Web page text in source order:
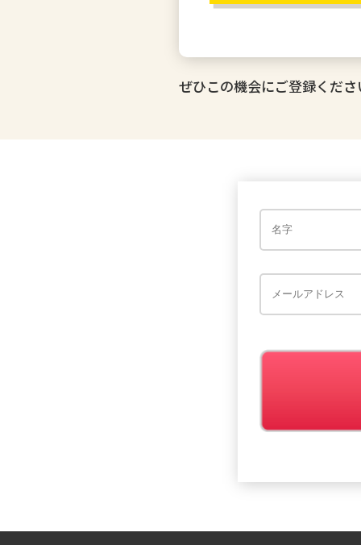
ぜひこの機会にご登録くださ